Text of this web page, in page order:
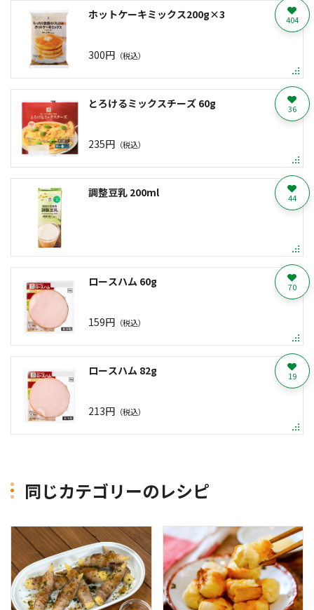
ホットケーキミックス200g×3
300円 （税込）
404
とろけるミックスチーズ 60g
235円 （税込）
36
調整豆乳 200ml 44
ロースハム 60g
159円 （税込）
70
ロースハム 82g
213円 （税込）
19
同じカテゴリーのレシピ